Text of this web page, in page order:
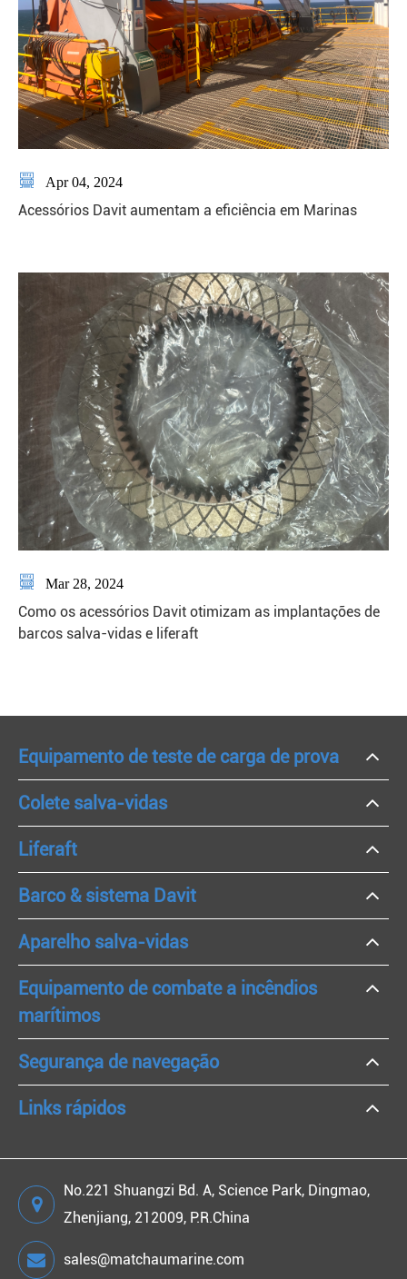
 Apr 04, 2024
Acessórios Davit aumentam a eficiência em Marinas
 Mar 28, 2024
Como os acessórios Davit otimizam as implantações de
barcos salva-vidas e liferaft
Equipamento de teste de carga de prova
Colete salva-vidas
Liferaft
Barco & sistema Davit
Aparelho salva-vidas
Equipamento de combate a incêndios
marítimos
Segurança de navegação
Links rápidos
No.221 Shuangzi Bd. A, Science Park, Dingmao,
Zhenjiang, 212009, P.R.China
sales@matchaumarine.com